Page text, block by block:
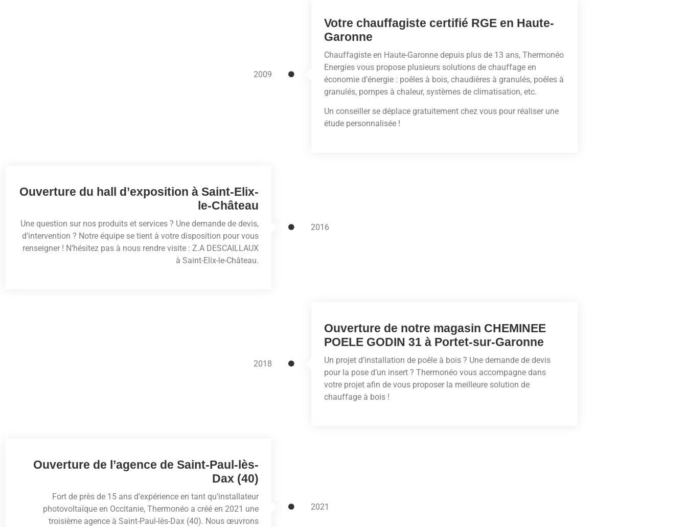
Votre chauffagiste certifié RGE en Haute-
Garonne
Chauffagiste en Haute-Garonne depuis plus de 13 ans, Thermonéo
Energies vous propose plusieurs solutions de chauffage en
économie d’énergie : poêles à bois, chaudières à granulés, poêles à
granulés, pompes à chaleur, systèmes de climatisation, etc.
Un conseiller se déplace gratuitement chez vous pour réaliser une
étude personnalisée !
2009
Ouverture du hall d’exposition à Saint-Elix-
le-Château
Une question sur nos produits et services ? Une demande de devis,
d’intervention ? Notre équipe se tient à votre disposition pour vous
renseigner ! N’hésitez pas à nous rendre visite : Z.A DESCAILLAUX
à Saint-Elix-le-Château.
2016
Ouverture de notre magasin CHEMINEE
POELE GODIN 31 à Portet-sur-Garonne
Un projet d’installation de poêle à bois ? Une demande de devis
pour la pose d’un insert ? Thermonéo vous accompagne dans
votre projet afin de vous proposer la meilleure solution de
chauffage à bois !
2018
Ouverture de l’agence de Saint-Paul-lès-
Dax (40)
Fort de près de 15 ans d’expérience en tant qu’installateur
photovoltaïque en Occitanie, Thermonéo a créé en 2021 une
troisième agence à Saint-Paul-lès-Dax (40). Nous œuvrons
2021